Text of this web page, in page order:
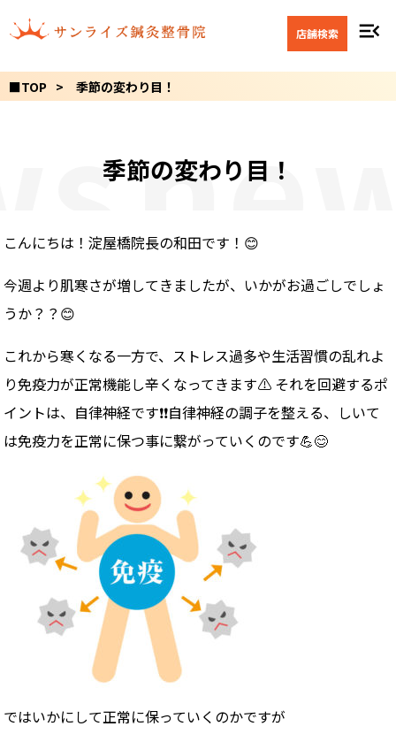
店舗検索 menu_open
■TOP 季節の変わり目！
季節の変わり目！
こんにちは！淀屋橋院長の和田です！😊
今週より肌寒さが増してきましたが、いかがお過ごしでしょ
うか？？😊
これから寒くなる一方で、ストレス過多や生活習慣の乱れよ
り免疫力が正常機能し辛くなってきます⚠️ それを回避するポ
イントは、自律神経です❗️❗️自律神経の調子を整える、しいて
は免疫力を正常に保つ事に繋がっていくのです💪😊
ではいかにして正常に保っていくのかですが